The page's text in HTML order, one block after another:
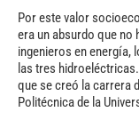
Por este valor
era un absurdo que no
ingenieros en energía,
las tres
que se creó la carrera
Politécnica de la